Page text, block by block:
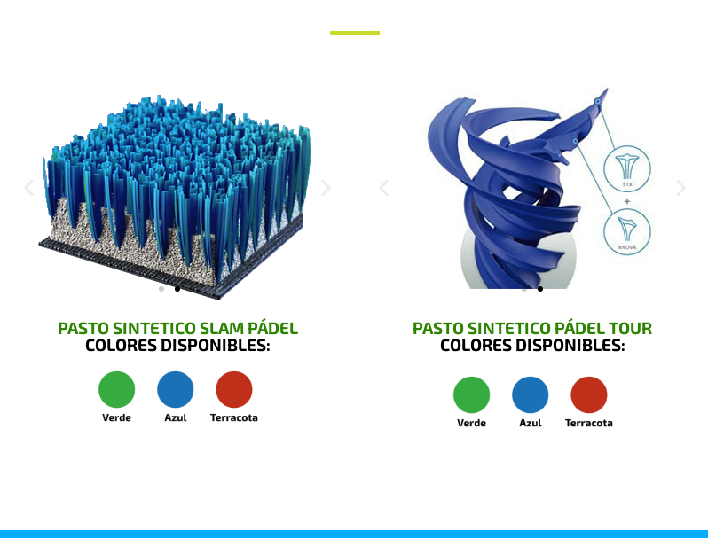
PASTO SINTETICO SLAM PÁDEL
COLORES DISPONIBLES:
PASTO SINTETICO PÁDEL TOUR
COLORES DISPONIBLES: